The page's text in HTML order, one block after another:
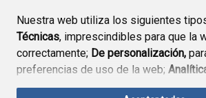
Nuestra web utiliza los siguientes
Técnicas, imprescindibles para que la
correctamente; De personalización,
preferencias de uso de la web;
funcionamiento de la web y sus